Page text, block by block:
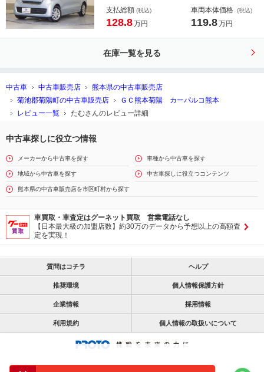
ワースライドドア パワーウインド
ウ 電動格納ドアミラー 衝突軽減
リーナビ ＬＥＤ エアバッグ キー
支払総額 (税込)
128.8万円
車両本体価格 (税込)
119.8万円
在庫一覧を見る
中古車 中古車販売店
熊本県の中古車販売店
菊池郡菊陽町の中古車販売店
ＧＣ熊本菊陽 カーパルコ熊本
レビュー一覧
たむさんのレビュー詳細
中古車探しに役立つ情報
メーカーから中古車を探す 車種から中古車を探す
地域から中古車を探す 中古車探しに役立つコンテンツ
熊本県の中古車販売店を市区町村から探す
車買取・車査定はグーネット買取 営業電話なし
【日本最大級の加盟店数】約30万のデータから予想以上の高額査
定を実現！
質問はコチラ ヘルプ
推奨環境 個人情報保護方針
企業情報 採用情報
利用規約 個人情報の取扱いについて